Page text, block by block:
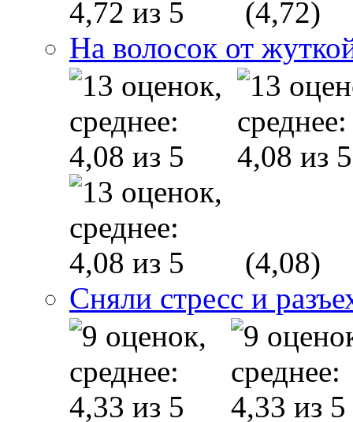
(4,72)
На волосок от
(4,08)
Сняли стресс и